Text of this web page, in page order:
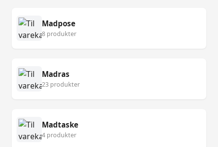
Madpose
8 produkter
Madras
23 produkter
Madtaske
4 produkter